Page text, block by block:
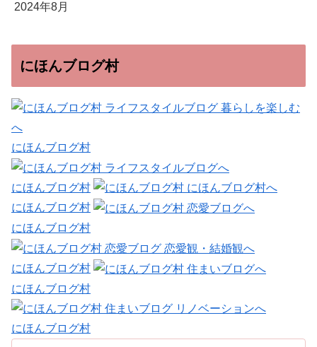
2024年8月
にほんブログ村
にほんブログ村
にほんブログ村
にほんブログ村
にほんブログ村
にほんブログ村
にほんブログ村
にほんブログ村